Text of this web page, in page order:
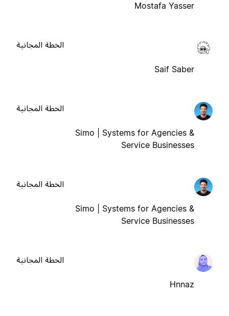
Mostafa Yasser
Saif Saber
الخطة المجانية
Simo | Systems for Agencies &
Service Businesses
الخطة المجانية
Simo | Systems for Agencies &
Service Businesses
الخطة المجانية
Hnnaz
الخطة المجانية